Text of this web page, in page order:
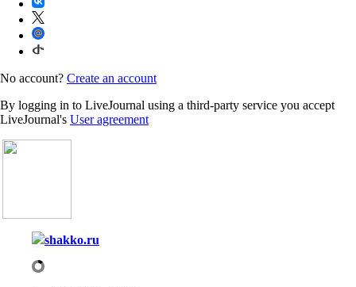
No account? Create an account
By logging in to LiveJournal using a third-party service you accept
LiveJournal's User agreement
shakko.ru